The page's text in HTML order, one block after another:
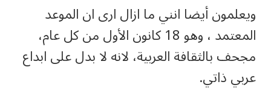
ويعلمون أيضا انني ما ازال ارى ان الموعد
المعتمد ، وهو 18 كانون الأول من كل عام،
مجحف بالثقافة العربية، لانه لا بدل على ابداع
عربي ذاتي.